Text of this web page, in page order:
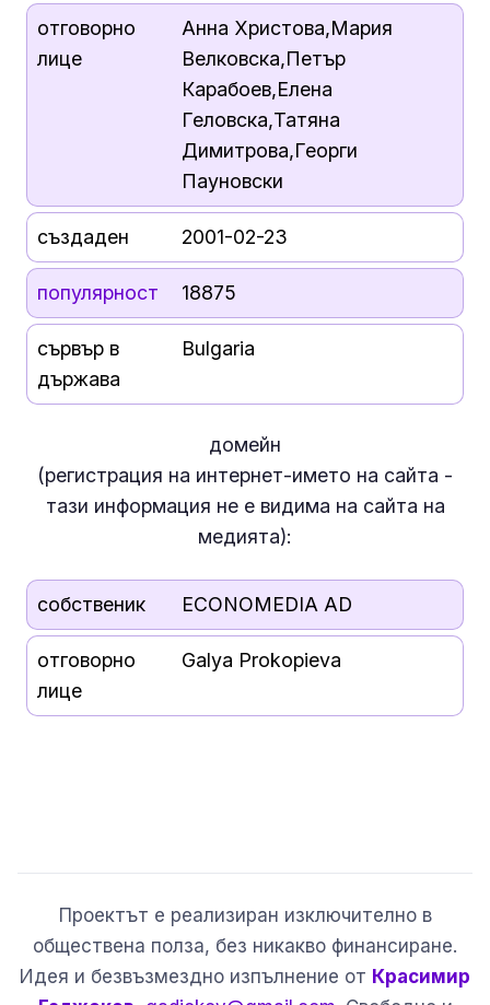
отговорно
лице
Анна Христова,Мария
Велковска,Петър
Карабоев,Елена
Геловска,Татяна
Димитрова,Георги
Пауновски
създаден 2001-02-23
популярност 18875
сървър в
държава
Bulgaria
домейн
(регистрация на интернет-името на сайта -
тази информация не евидима на сайта на
медията):
собственик ECONOMEDIA AD
отговорно
лице
Galya Prokopieva
Проектът е реализиран изключително в
обществена полза, без никакво финансиране.
Идея и безвъзмездно изпълнение от Красимир